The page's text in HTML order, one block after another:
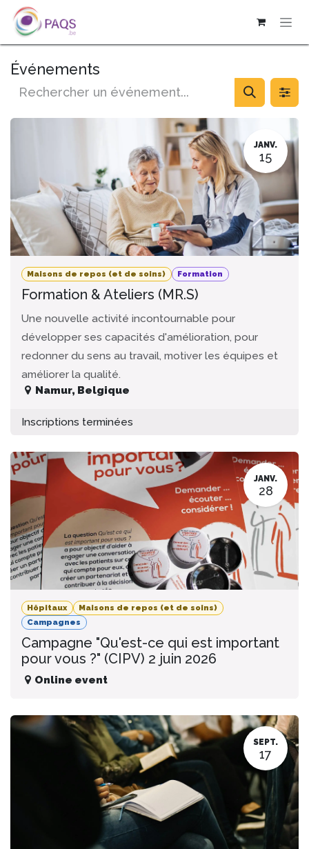
SE RENDRE AU CONTENU
Événements
JANV.
15
Maisons de repos (et de soins) Formation
Formation & Ateliers (MR.S)
Une nouvelle activité incontournable pour
développer ses capacités d'amélioration, pour
redonner du sens au travail, motiver les équipes et
améliorer la qualité.
Namur, Belgique
Inscriptions terminées
JANV.
28
Hôpitaux
Maisons de repos (et de soins)
Campagnes
Campagne "Qu'est-ce qui est important
pour vous ?" (CIPV) 2 juin 2026
Online event
SEPT.
17